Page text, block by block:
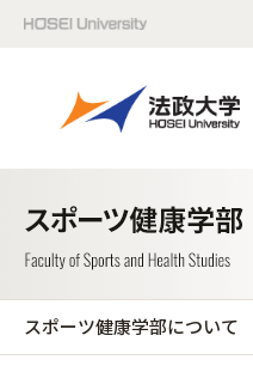
スポーツ健康学部について